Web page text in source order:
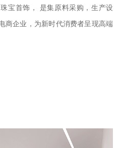
宝首饰， 是集原料采购，生产设
商企业，为新时代消费者呈现高端